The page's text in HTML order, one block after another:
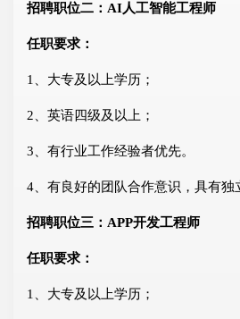
招聘职位二：AI人工智能工程师
任职要求：
1、大专及以上学历；
2、英语四级及以上；
3、有行业工作经验者优先。
4、有良好的团队合作意识，具有独
招聘职位三：APP开发工程师
任职要求：
1、大专及以上学历；